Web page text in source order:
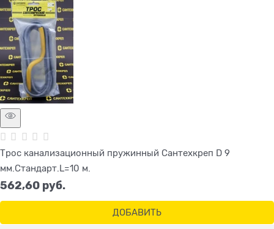
Трос канализационный пружинный Сантехкреп D 9
мм.Стандарт.L=10 м.
562,60 руб.
ДОБАВИТЬ